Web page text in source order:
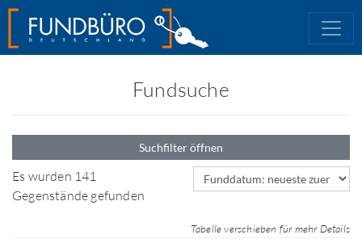
Fundsuche
Suchfilter öffnen
Es wurden 141
Gegenstände gefunden
Sortierfeld
Tabelle verschieben für mehr Details